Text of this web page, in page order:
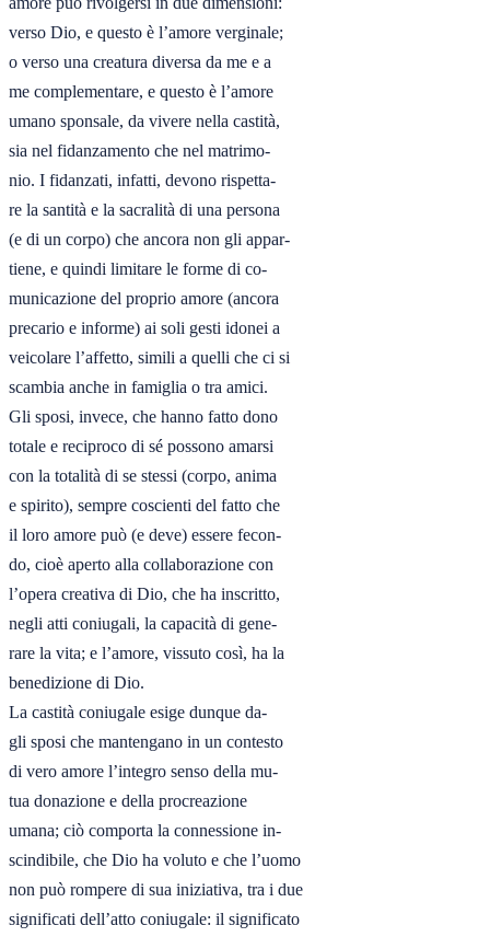
verso Dio, e questo è l’amore verginale;
o verso una creatura diversa da me e a
me complementare, e questo è l’amore
umano sponsale, da vivere nella castità,
sia nel fidanzamento che nel matrimo-
nio. I fidanzati, infatti, devono rispetta-
re la santità e la sacralità di una persona
(e di un corpo) che ancora non gli appar-
tiene, e quindi limitare le forme di co-
municazione del proprio amore (ancora
precario e informe) ai soli gesti idonei a
veicolare l’affetto, simili a quelli che ci si
scambia anche in famiglia o tra amici.
Gli sposi, invece, che hanno fatto dono
totale e reciproco di sé possono amarsi
con la totalità di se stessi (corpo, anima
e spirito), sempre coscienti del fatto che
il loro amore può (e deve) essere fecon-
do, cioè aperto alla collaborazione con
l’opera creativa di Dio, che ha inscritto,
negli atti coniugali, la capacità di gene-
rare la vita; e l’amore, vissuto così, ha la
benedizione di Dio.
La castità coniugale esige dunque da-
gli sposi che mantengano in un contesto
di vero amore l’integro senso della mu-
tua donazione e della procreazione
umana; ciò comporta la connessione in-
scindibile, che Dio ha voluto e che l’uomo
non può rompere di sua iniziativa, tra i due
significati dell’atto coniugale: il significato